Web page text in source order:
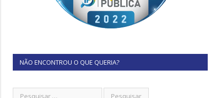
NÃO ENCONTROU O QUE QUERIA?